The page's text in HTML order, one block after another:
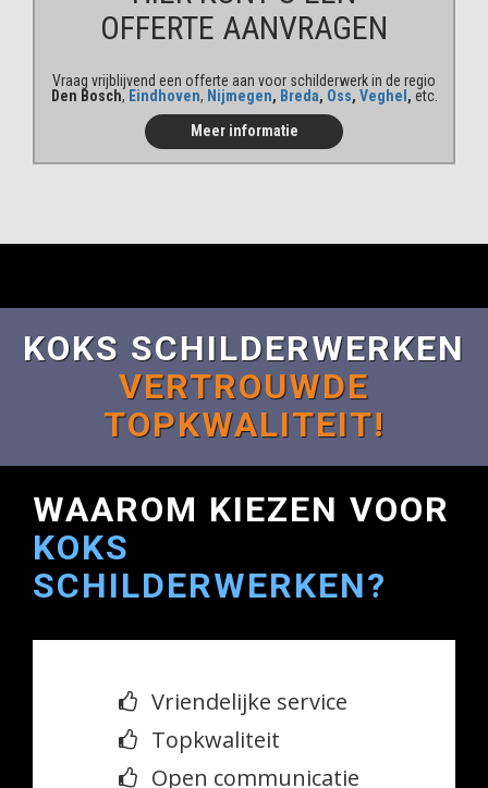
OFFERTE AANVRAGEN
Vraag vrijblijvend een offerte aan voor schilderwerk in de regio
Den Bosch, Eindhoven, Nijmegen, Breda, Oss, Veghel , etc.
Meer informatie
KOKS SCHILDERWERKEN
VERTROUWDE
TOPKWALITEIT!
WAAROM KIEZEN VOOR
KOKS
SCHILDERWERKEN?
Vriendelijke service
Topkwaliteit
Open communicatie